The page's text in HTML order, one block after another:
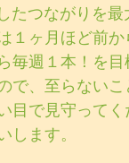
たつながりを
１ヶ月ほど前か
毎週１本！を目
で、至らないこ
目で見守ってく
ます。